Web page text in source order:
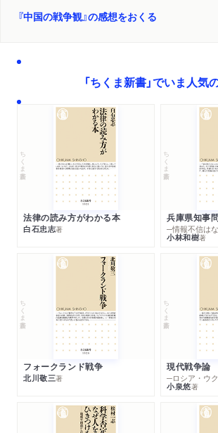
中国国民党と中国共産党／徴兵制をめぐる
軍権統一問題と満洲事変／孫文の平和論の問
の期待と失望／「政権は銃口から生まれる」／
兵役・軍事訓練とジェンダー／新生活運動と
３ 日中戦争とその影響
華北分離工作と国共内戦の停止／「平和」を掲
争の展開／重慶国民政府の徴兵政策／徴兵忌
世界大戦と中国／徴兵制の理念と現実／日中
党／戦後に向けた動き／日中戦争がもたら
第四章 東西冷戦と中ソ対立の下──毛沢東時
１ 東西冷戦と中国の軍事
国共内戦の再開／「軍隊の国家化」の困難／国
産党はなぜ勝利したのか／東西冷戦と朝鮮戦
除／人民共和国初期の兵役政策／義務兵役制
の浸透／兵役負担の不均等／「平和」を掲げた
中ソ対立のはじまり／大躍進と軍事政策の急
悪化／文化大革命と人民解放軍／孤立する中
『中国の戦争観』の感想をおくる
「ちくま新書」でいま人気
ちくま新書
法律の読み方がわかる本
白石忠志著
ちくま新書
兵庫県知事
─情報不信は
小林和樹著
ちくま新書
フォークランド戦争
北川敬三著
ちくま新書
現代戦争論
小泉悠著